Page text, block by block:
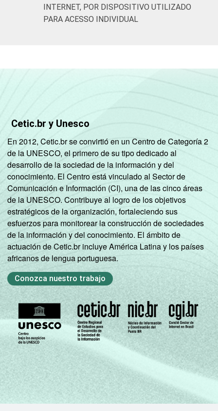
DE 44 39
refere apenas aos resultados da alternativa
"sim". Dados coletados entre outubro de
2014 e março de 2015.
INTERNET, POR DISPOSITIVO UTILIZADO
PARA ACESSO INDIVIDUAL
Cetic.br y Unesco
En 2012, Cetic.br se convirtió en un Centro de Categoría 2
de la UNESCO, el primero de su tipo dedicado al
desarrollo de la sociedad de la información y del
conocimiento. El Centro está vinculado al Sector de
Comunicación e Información (CI), una de las cinco áreas
de la UNESCO. Contribuye al logro de los objetivos
estratégicos de la organización, fortaleciendo sus
esfuerzos para monitorear la construcción de sociedades
de la información y del conocimiento. El ámbito de
actuación de Cetic.br incluye América Latina y los países
africanos de lengua portuguesa.
Conozca nuestro trabajo